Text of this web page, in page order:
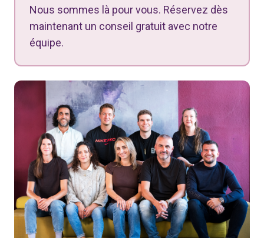
Nous sommes là pour vous. Réservez dès
maintenant un conseil gratuit avec notre
équipe.